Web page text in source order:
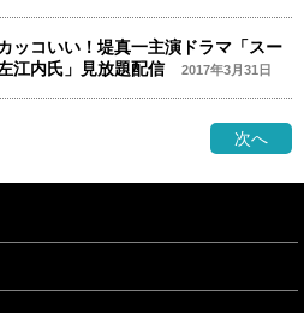
ッコいい！堤真一主演ドラマ「スー
江内氏」見放題配信
2017年3月31日
次へ